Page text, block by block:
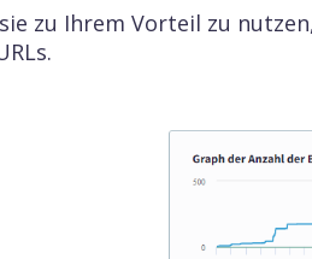
Machen Sie
ChatGPT,
SEO-
Business-
zu Ihrem Vorteil zu